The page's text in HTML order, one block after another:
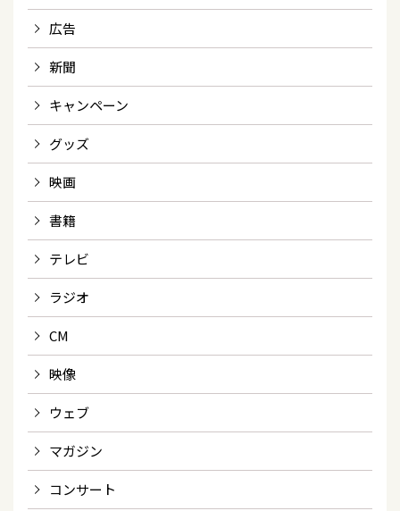
広告
新聞
キャンペーン
グッズ
映画
書籍
テレビ
ラジオ
CM
映像
ウェブ
マガジン
コンサート